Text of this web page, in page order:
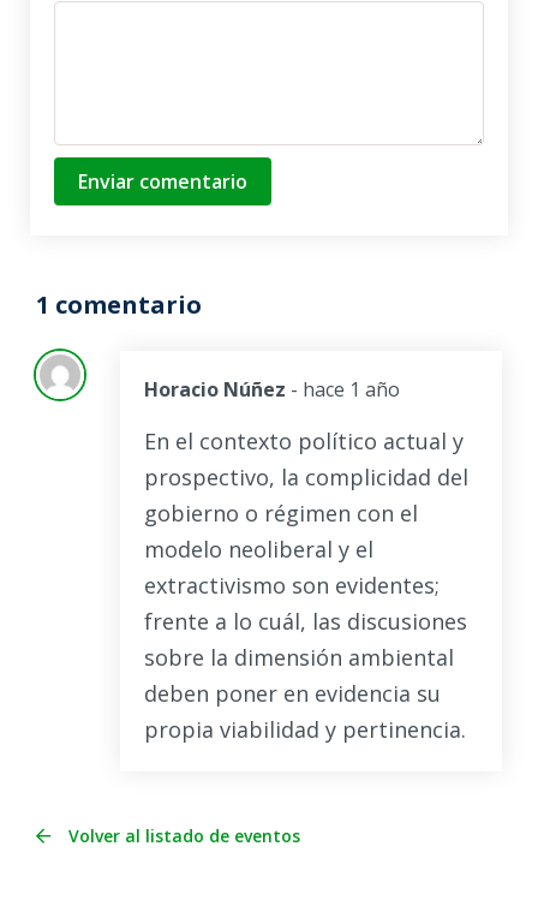
Enviar comentario
1 comentario
Horacio Núñez - hace 1 año
En el contexto político actual y
prospectivo, la complicidad del
gobierno o régimen con el
modelo neoliberal y el
extractivismo son evidentes;
frente a lo cuál, las discusiones
sobre la dimensión ambiental
deben poner en evidencia su
propia viabilidad y pertinencia.
Volver al listado de eventos